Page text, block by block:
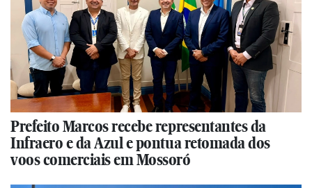
Prefeito Marcos recebe representantes da
Infraero e da Azul e pontua retomada dos
voos comerciais em Mossoró